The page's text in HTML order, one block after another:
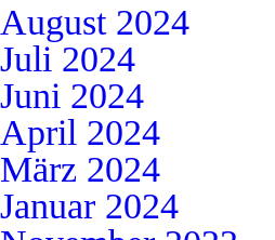
August 2024
Juli 2024
Juni 2024
April 2024
März 2024
Januar 2024